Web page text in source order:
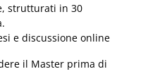
strutturati in 30
e discussione online
il Master prima di